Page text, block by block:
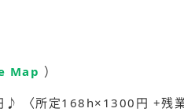
Map ）
〈所定168h×1300円 +残